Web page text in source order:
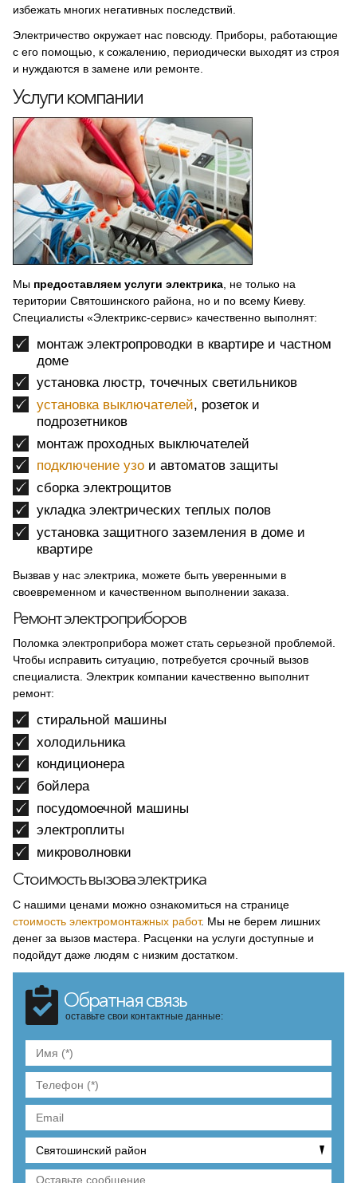
избежать многих негативных последствий.
Электричество окружает нас повсюду. Приборы, работающие
с его помощью, к сожалению, периодически выходят из строя
и нуждаются в замене или ремонте.
Услуги компании
Мы предоставляем услуги электрика , не только на
територии Святошинского района, но и по всему Киеву.
Специалисты «Электрикс-сервис» качественно выполнят:
монтаж электропроводки в квартире и частном
доме
установка люстр, точечных светильников
установка выключателей, розеток и
подрозетников
монтаж проходных выключателей
подключение узо и автоматов защиты
сборка электрощитов
укладка электрических теплых полов
установка защитного заземления в доме и
квартире
Вызвав у нас электрика, можете быть уверенными в
своевременном и качественном выполнении заказа.
Ремонт электроприборов
Поломка электроприбора может стать серьезной проблемой.
Чтобы исправить ситуацию, потребуется срочный вызов
специалиста. Электрик компании качественно выполнит
ремонт:
стиральной машины
холодильника
кондиционера
бойлера
посудомоечной машины
электроплиты
микроволновки
Стоимость вызова электрика
С нашими ценами можно ознакомиться на странице
стоимость электромонтажных работ. Мы не берем лишних
денег за вызов мастера. Расценки на услуги доступные и
подойдут даже людям с низким достатком.
Обратная связь
оставьте свои контактные данные: